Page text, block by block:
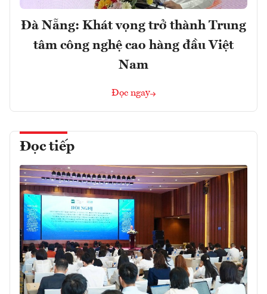
Đà Nẵng: Khát vọng trở thành Trung
tâm công nghệ cao hàng đầu Việt
Nam
Đọc ngay
Đọc tiếp